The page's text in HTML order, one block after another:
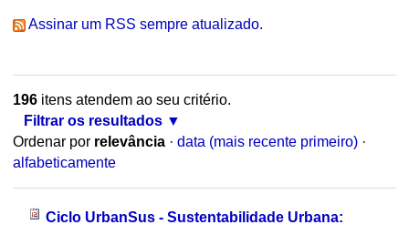
Assinar um RSS sempre atualizado.
196itens atendem ao seu critério.
Filtrar os resultados
Ordenar por relevância · data (mais recente primeiro) ·
alfabeticamente
Ciclo UrbanSus - Sustentabilidade Urbana: